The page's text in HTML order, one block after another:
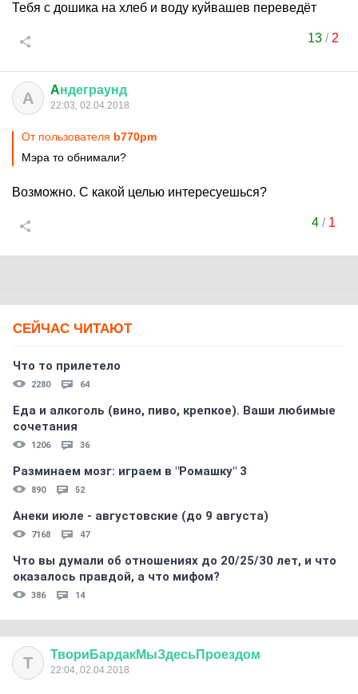
Тебя с дошика на хлеб и воду куйвашев переведёт
13 / 2
A Aндеграунд
22:03, 02.04.2018
От пользователя b770pm
Мэра то обнимали?
Возможно. С какой целью интересуешься?
4/ 1
СЕЙЧАС ЧИТАЮТ
Что то прилетело
2280 64
Еда и алкоголь (вино, пиво, крепкое). Ваши любимые
сочетания
1206 36
Разминаем мозг: играем в "Ромашку" 3
890 52
Анеки июле - августовские (до 9 августа)
7168 47
Что вы думали об отношениях до 20/25/30 лет, и что
оказалось правдой, а что мифом?
386 14
Т ТвориБардакМыЗдесьПроездом
22:04, 02.04.2018